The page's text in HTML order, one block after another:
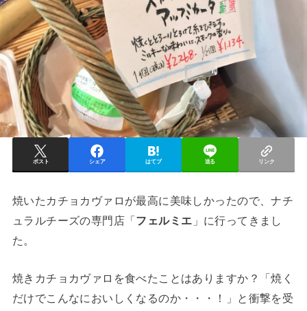
ポスト シェア はてブ 送る リンク
焼いたカチョカヴァロが最高に美味しかったので、ナチ
ュラルチーズの専門店「フェルミエ 」に行ってきまし
た。
焼きカチョカヴァロを食べたことはありますか？「焼く
だけでこんなにおいしくなるのか・・・！」と衝撃を受